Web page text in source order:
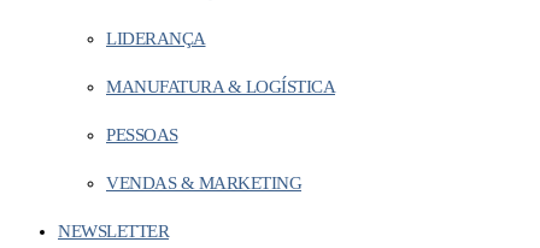
LIDERANÇA
MANUFATURA & LOGÍSTICA
PESSOAS
VENDAS & MARKETING
NEWSLETTER